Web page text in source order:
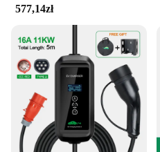
577,14zł